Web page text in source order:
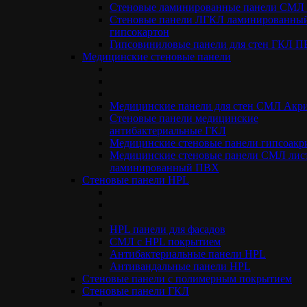
Стеновые ламинированные панели
Стеновые панели ЛГКЛ
гипсокартон
Гипсовиниловые панели для стен ГКЛ
Медицинские стеновые панели
Медицинские панели для стен СМЛ
Стеновые панели медицинские
антибактериальные ГКЛ
Медицинские стеновые панели
Медицинские стеновые панели СМЛ
ламинированный ПВХ
Стеновые панели НPL
HPL панели для фасадов
СМЛ с HPL покрытием
Антибактериальные панели HPL
Антивандальные панели HPL
Cтеновые панели с полимерным покрытием
Стеновые панели ГКЛ
конструкционный и отделочный материал, обладающий
уникальными эксплуатационными свойствами:
Абсолютная негорючесть (класс пожарной безопасности
КМ0 / НГ). Панели СМЛ не горят, не поддерживают
разрешенный для облицовки путей эвакуации,
лифтовых холлов и залов с высокой концентрацией
Феноменальная прочность и антивандальность.
Благодаря армированию стекловолокном,
стекломагниевый лист выдерживает серьезные
механические и ударные нагрузки. Он не трескается, не
и не деформируется даже при прямом длительном
контакте с водой. Материал полностью устойчив к
появлению плесени, грибка, бактерий и не гниет.
Экологическая безопасность. В составе панелей
отсутствуют асбест, фенолы, смолы и другие вредные
летучие соединения. Панели химически нейтральны и